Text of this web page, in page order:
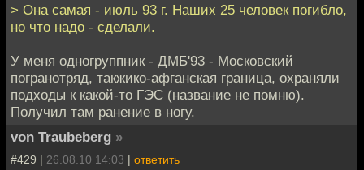
> Она самая - июль 93 г. Наших 25 человек погибло,
но что надо - сделали.
У меня одногруппник - ДМБ'93 - Московский
погранотряд, такжико-афганская граница, охраняли
подходы к какой-то ГЭС (название не помню).
Получил там ранение в ногу.
von Traubeberg »
#429 | 26.08.10 14:03 | ответить